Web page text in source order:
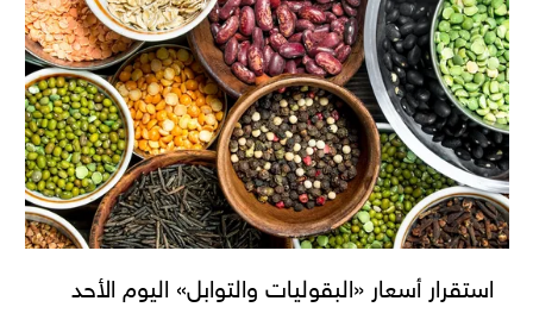
استقرار أسعار «البقوليات والتوابل» اليوم الأحد